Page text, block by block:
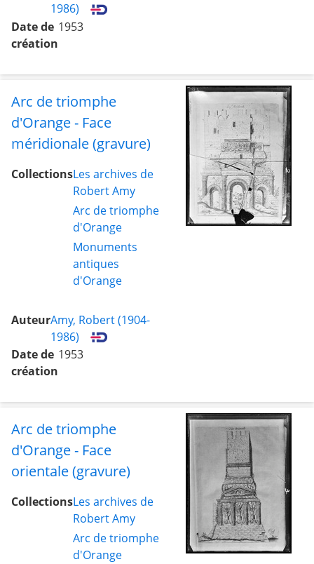
1986)
Date de
création
1953
Arc de triomphe
d'Orange - Face
méridionale (gravure)
CollectionsLes archives de
Robert Amy
Arc de triomphe
d'Orange
Monuments
antiques
d'Orange
AuteurAmy, Robert (1904-
1986)
Date de
création
1953
Arc de triomphe
d'Orange - Face
orientale (gravure)
CollectionsLes archives de
Robert Amy
Arc de triomphe
d'Orange